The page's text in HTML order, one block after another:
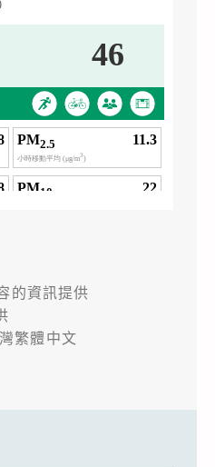
的資訊提供
繁體中文